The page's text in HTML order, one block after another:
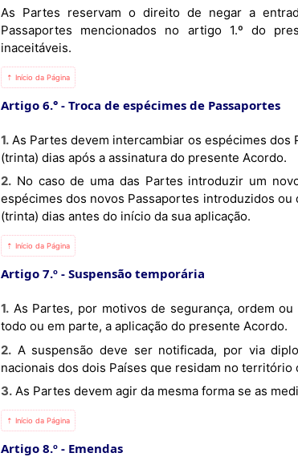
As Partes reservam o direito de negar a
Passaportes mencionados no artigo 1.º do
inaceitáveis.
⇡ Início da Página
Artigo 6.° Troca de espécimes de Passaportes
1. As Partes devem intercambiar os espécimes dos Passaportes mencionados no artigo 1.º, num prazo de até 30
(trinta) dias após a assinatura do presente Acordo.
2. No caso de uma das Partes introduzir um novo Passaporte ou modificar os existentes, deverá enviar os
espécimes dos novos Passaportes introduzidos
(trinta) dias antes do início da sua aplicação.
⇡ Início da Página
Artigo 7.º Suspensão temporária
1. As Partes, por motivos de segurança, ordem ou saúde pública, podem suspender temporariamente, no seu
todo ou em parte, a aplicação do presente Acordo.
2. A suspensão deve ser notificada, por via diplomática, com a maior celeridade possível e não afecta os
nacionais dos dois Países que residam no território
3. As Partes devem agir da mesma forma se as
⇡ Início da Página
Artigo 8.º Emendas